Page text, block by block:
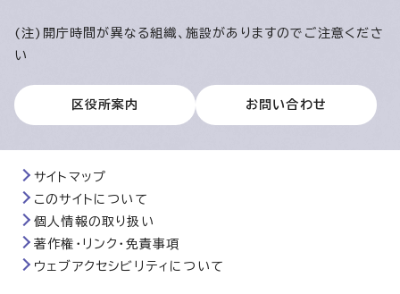
(注)開庁時間が異なる組織、施設がありますのでご注意くださ
い
区役所案内 お問い合わせ
サイトマップ
このサイトについて
個人情報の取り扱い
著作権・リンク・免責事項
ウェブアクセシビリティについて